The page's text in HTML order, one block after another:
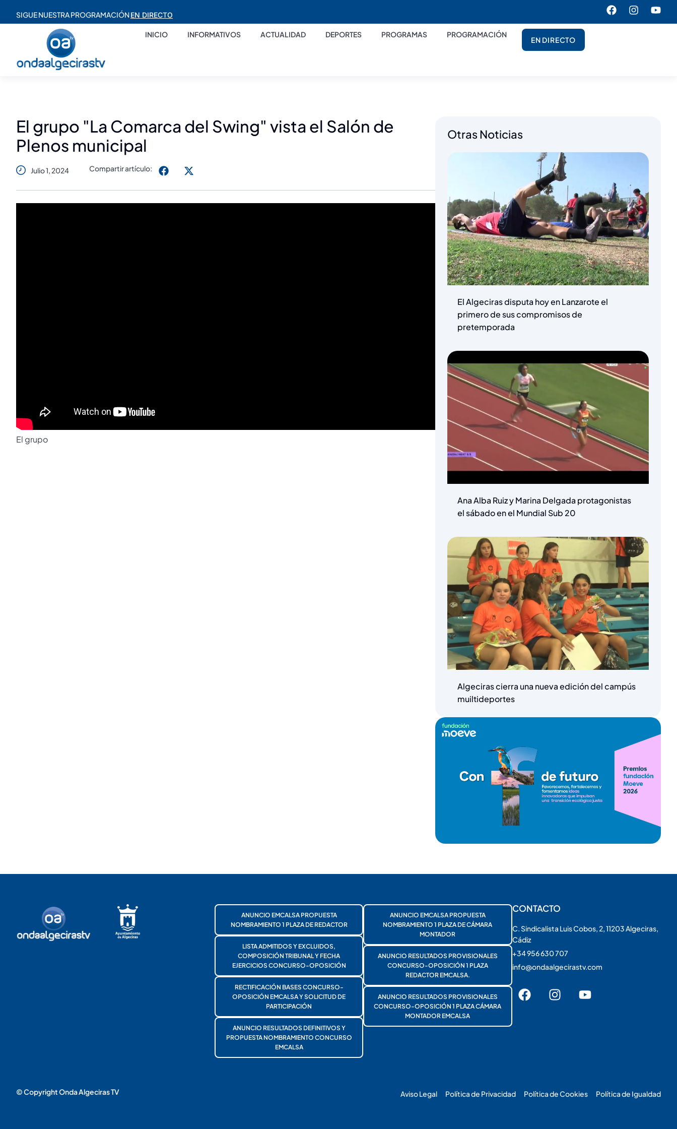
SIGUE NUESTRA PROGRAMACIÓNEN DIRECTO
INICIO INFORMATIVOS ACTUALIDAD DEPORTES PROGRAMAS PROGRAMACIÓN
EN DIRECTO
El grupo "La Comarca del Swing" vista el Salón de
Plenos municipal
Julio 1, 2024 Compartir artículo:
El grupo
Otras Noticias
El Algeciras disputa hoy en Lanzarote el
primero de sus compromisos de
pretemporada
Ana Alba Ruiz y Marina Delgada protagonistas
el sábado en el Mundial Sub 20
Algeciras cierra una nueva edición del campús
muiltideportes
ANUNCIO EMCALSA PROPUESTA
NOMBRAMIENTO 1 PLAZA DE REDACTOR
LISTA ADMITIDOS Y EXCLUIDOS,
COMPOSICIÓN TRIBUNAL Y FECHA
EJERCICIOS CONCURSO-OPOSICIÓN
RECTIFICACIÓN BASES CONCURSO-
OPOSICIÓN EMCALSA Y SOLICITUD DE
PARTICIPACIÓN
ANUNCIO RESULTADOS DEFINITIVOS Y
PROPUESTA NOMBRAMIENTO CONCURSO
EMCALSA
ANUNCIO EMCALSA PROPUESTA
NOMBRAMIENTO 1 PLAZA DE CÁMARA
MONTADOR
ANUNCIO RESULTADOS PROVISIONALES
CONCURSO-OPOSICIÓN 1 PLAZA
REDACTOR EMCALSA.
ANUNCIO RESULTADOS PROVISIONALES
CONCURSO-OPOSICIÓN 1 PLAZA CÁMARA
MONTADOR EMCALSA
CONTACTO
C. Sindicalista Luis Cobos, 2, 11203 Algeciras,
Cádiz
+34 956 630 707
info@ondaalgecirastv.com
© Copyright Onda Algeciras TV Aviso Legal Política de Privacidad Política de Cookies Política de Igualdad